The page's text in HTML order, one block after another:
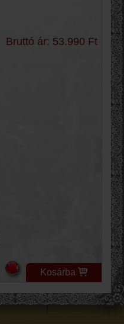
Bruttó ár: 53.990 Ft
Kosárba